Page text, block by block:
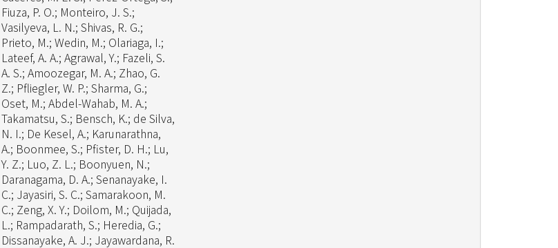
Fiuza, P. O.; Monteiro, J. S.;
Vasilyeva, L. N.; Shivas, R. G.;
Prieto, M.; Wedin, M.; Olariaga, I.;
Lateef, A. A.; Agrawal, Y.; Fazeli, S.
A. S.; Amoozegar, M. A.; Zhao, G.
Z.; Pfliegler, W. P.; Sharma, G.;
Oset, M.; Abdel-Wahab, M. A.;
Takamatsu, S.; Bensch, K.; de Silva,
N. I.; De Kesel, A.; Karunarathna,
A.; Boonmee, S.; Pfister, D. H.; Lu,
Y. Z.; Luo, Z. L.; Boonyuen, N.;
Daranagama, D. A.; Senanayake, I.
C.; Jayasiri, S. C.; Samarakoon, M.
C.; Zeng, X. Y.; Doilom, M.; Quijada,
L.; Rampadarath, S.; Heredia, G.;
Dissanayake, A. J.; Jayawardana, R.